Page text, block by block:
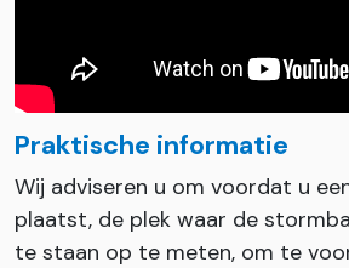
Praktische informatie
Wij adviseren u om voordat u
plaatst, de plek waar de
te staan op te meten, om te